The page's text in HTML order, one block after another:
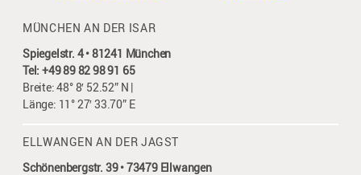
MÜNCHEN AN DER ISAR
Spiegelstr. 4 • 81241 München
Tel: +49 89 82 98 91 65
Breite: 48° 8′ 52.52” N |
Länge: 11° 27′ 33.70” E
ELLWANGEN AN DER JAGST
Schönenbergstr. 39 • 73479 Ellwangen